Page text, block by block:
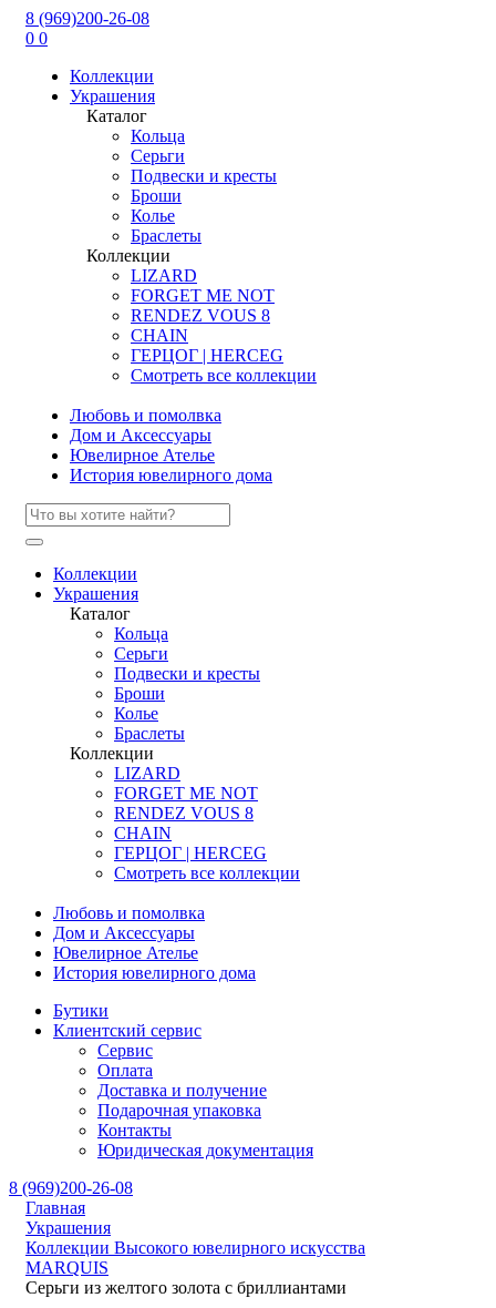
8 (969)200-26-08
0 0
Коллекции
Украшения
Каталог
Кольца
Серьги
Подвески и кресты
Броши
Колье
Браслеты
Коллекции
LIZARD
FORGET ME NOT
RENDEZ VOUS 8
CHAIN
ГЕРЦОГ | HERCEG
Смотреть все коллекции
Любовь и помолвка
Дом и Аксессуары
Ювелирное Ателье
История ювелирного дома
Коллекции
Украшения
Каталог
Кольца
Серьги
Подвески и кресты
Броши
Колье
Браслеты
Коллекции
LIZARD
FORGET ME NOT
RENDEZ VOUS 8
CHAIN
ГЕРЦОГ | HERCEG
Смотреть все коллекции
Любовь и помолвка
Дом и Аксессуары
Ювелирное Ателье
История ювелирного дома
Бутики
Клиентский сервис
Сервис
Оплата
Доставка и получение
Подарочная упаковка
Контакты
Юридическая документация
8 (969)200-26-08
Главная
Украшения
Коллекции Высокого ювелирного искусства
MARQUIS
Серьги из желтого золота с бриллиантами